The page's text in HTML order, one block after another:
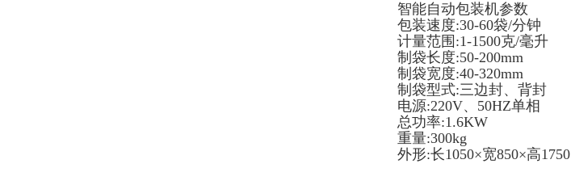
智能自动包装机参数
包装速度:30-60袋/分钟
计量范围:1-1500克/毫升
制袋长度:50-200mm
制袋宽度:40-320mm
制袋型式:三边封、背封
电源:220V、50HZ单相
总功率:1.6KW
重量:300kg
外形:长1050×宽850×高1750